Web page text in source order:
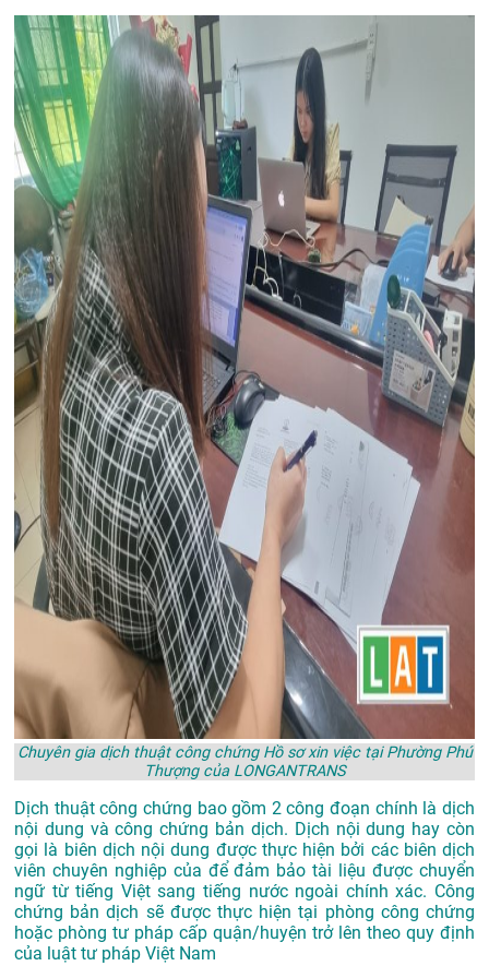
Chuyên gia dịch thuật công chứng Hồ sơ xin việc tại Phường Phú
Thượng của LONGANTRANS
Dịch thuật công chứng bao gồm 2 công đoạn chính là dịch
nội dung và công chứng bản dịch. Dịch nội dung hay còn
gọi là biên dịch nội dung được thực hiện bởi các biên dịch
viên chuyên nghiệp của để đảm bảo tài liệu được chuyển
ngữ từ tiếng Việt sang tiếng nước ngoài chính xác. Công
chứng bản dịch sẽ được thực hiện tại phòng công chứng
hoặc phòng tư pháp cấp quận/huyện trở lên theo quy định
của luật tư pháp Việt Nam